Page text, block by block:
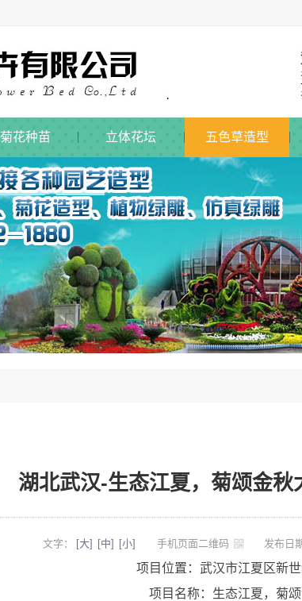
菊花种苗 立体花坛 五色草造型
湖北武汉-生态江夏，菊颂金秋
文字： [大] [中] [小] 手机页面二维码 发布日
项目位置：武汉市江夏区新
项目名称：生态江夏，菊